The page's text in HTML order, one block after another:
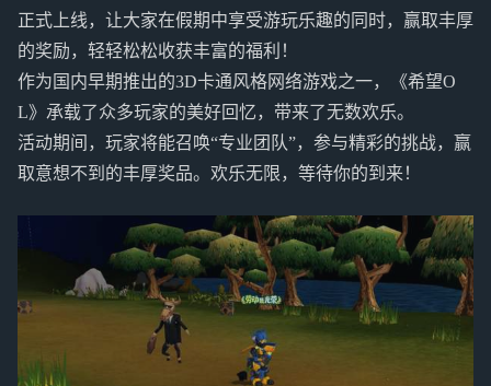
正式上线，让大家在假期中享受游玩乐趣的同时，赢取丰厚
的奖励，轻轻松松收获丰富的福利！
作为国内早期推出的3D卡通风格网络游戏之一，《希望O
L》承载了众多玩家的美好回忆，带来了无数欢乐。
活动期间，玩家将能召唤“专业团队”，参与精彩的挑战，赢
取意想不到的丰厚奖品。欢乐无限，等待你的到来！